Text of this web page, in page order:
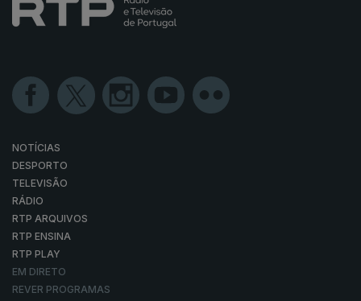
NOTÍCIAS
DESPORTO
TELEVISÃO
RÁDIO
RTP ARQUIVOS
RTP ENSINA
RTP PLAY
EM DIRETO
REVER PROGRAMAS